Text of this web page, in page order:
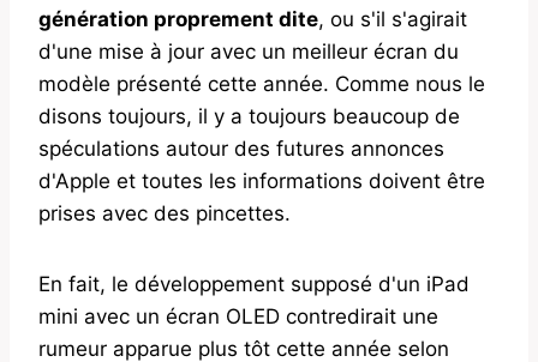
génération proprement dite, ou s'il s'agirait
d'une mise à jour avec un meilleur écran du
modèle présenté cette année. Comme nous le
disons toujours, il y a toujours beaucoup de
spéculations autour des futures annonces
d'Apple et toutes les informations doivent être
prises avec des pincettes.
En fait, le développement supposé d'un iPad
mini avec un écran OLED contredirait une
rumeur apparue plus tôt cette année selon